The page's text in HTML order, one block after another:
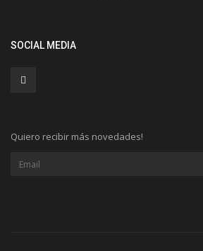
SOCIAL MEDIA
Quiero recibir más novedades!